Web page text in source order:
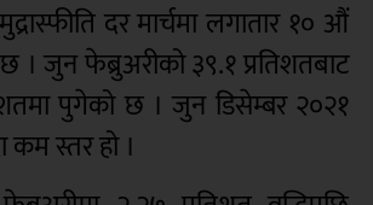
दर मार्चमा लगातार १० औं
। जुन फेब्रुअरीको ३९.१ प्रतिशतबाट
पुगेको छ । जुन डिसेम्बर २०२१
स्तर हो ।